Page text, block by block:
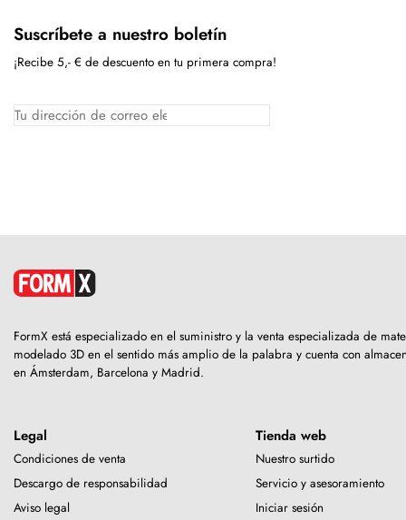
Suscríbete a nuestro boletín
¡Recibe 5,- € de descuento en tu primera compra!
FormX está especializado en el suministro y la venta especializada de
modelado 3D en el sentido más amplio de la palabra y cuenta con
en Ámsterdam, Barcelona y Madrid.
Legal
Condiciones de venta
Descargo de responsabilidad
Aviso legal
Tienda web
Nuestro surtido
Servicio y asesoramiento
Iniciar sesión